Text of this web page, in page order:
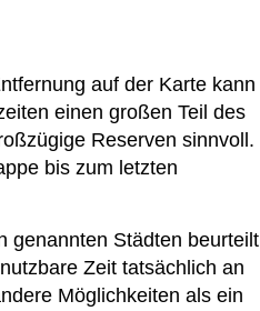
auf der Karte kann
einen großen Teil des
Reserven sinnvoll.
bis zum letzten
genannten Städten beurteilt
Zeit tatsächlich an
Möglichkeiten als ein